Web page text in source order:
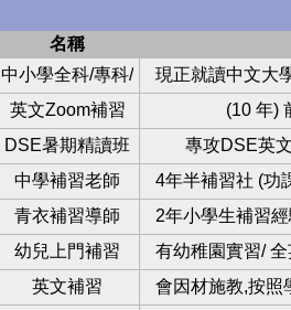
名稱
中小學全科/專科/補底現正就讀中文大
英文Zoom補習 (10 年)
DSE暑期精讀班 專攻DSE英
中學補習老師 4年半補習社 (功
青衣補習導師 2年小學生補習
幼兒上門補習 有幼稚園實習/ 全
英文補習 會因材施教,按照